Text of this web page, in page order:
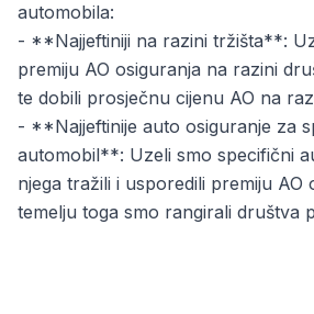
automobila:
- **Najjeftiniji na razini tržišta**:
premiju AO osiguranja na razini
te dobili prosječnu cijenu AO na
- **Najjeftinije auto osiguranje za
automobil**: Uzeli smo specifični
njega tražili i usporedili premiju AO
temelju toga smo rangirali društva